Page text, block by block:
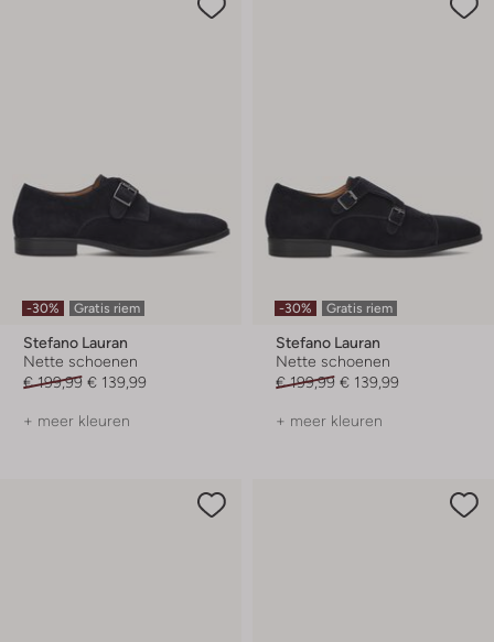
-30% Gratis riem
Stefano Lauran
Nette schoenen
€ 199,99 € 139,99
+ meer kleuren
-30% Gratis riem
Stefano Lauran
Nette schoenen
€ 199,99 € 139,99
+ meer kleuren